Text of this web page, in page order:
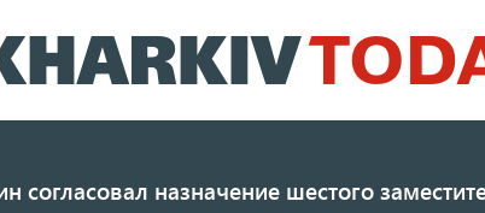
к
основному
согласовал назначение шестого